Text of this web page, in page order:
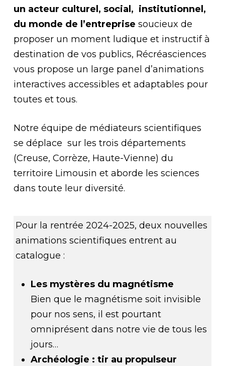
un acteur culturel, social, institutionnel,
du monde de l’entreprise soucieux de
proposer un moment ludique et instructif à
destination de vos publics, Récréasciences
vous propose un large panel d’animations
interactives accessibles et adaptables pour
toutes et tous.
Notre équipe de médiateurs scientifiques
se déplace sur les trois départements
(Creuse, Corrèze, Haute-Vienne) du
territoire Limousin et aborde les sciences
dans toute leur diversité.
Pour la rentrée 2024-2025, deux nouvelles
animations scientifiques entrent au
catalogue :
Les mystères du magnétisme
Bien que le magnétisme soit invisible
pour nos sens, il est pourtant
omniprésent dans notre vie de tous les
jours…
Archéologie : tir au propulseur